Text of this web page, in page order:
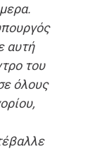
αυτή
του
όλους